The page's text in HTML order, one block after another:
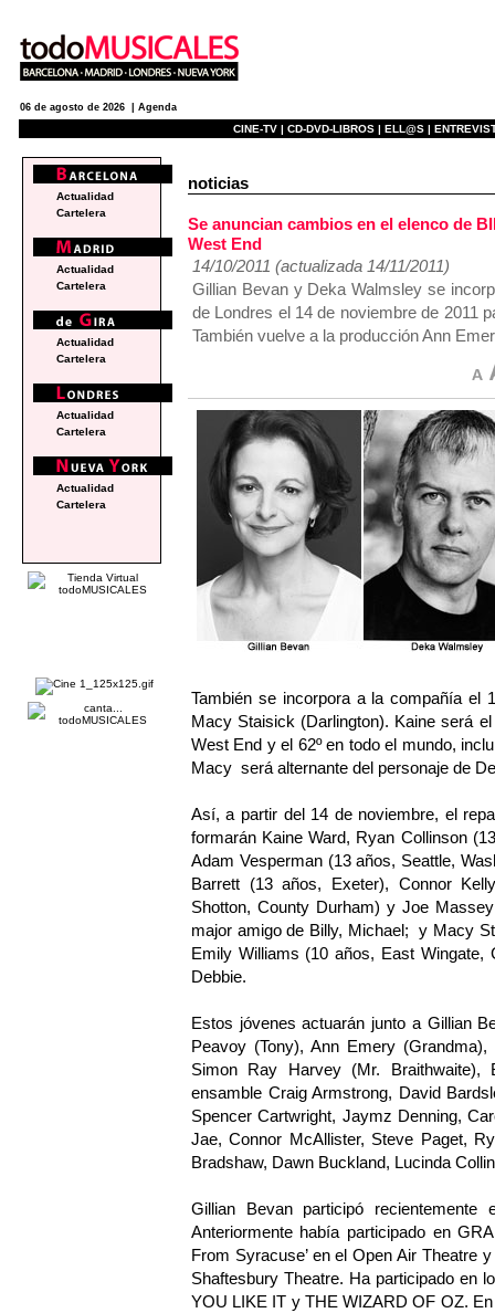
06 de agosto de 2026 | Agenda
CINE-TV | CD-DVD-LIBROS | ELL@S |
noticias
Se anuncian cambios en el elenco de
West End
14/10/2011 (actualizada 14/11/2011)
Gillian Bevan y Deka Walmsley se
de Londres el 14 de noviembre de 2011
También vuelve a la producción Ann
También se incorpora a la compañía el
Macy Staisick (Darlington). Kaine será
West End y el 62º en todo el mundo,
Macy será alternante del personaje de
Así, a partir del 14 de noviembre, el
formarán Kaine Ward, Ryan Collinson
Adam Vesperman (13 años, Seattle,
Barrett (13 años, Exeter), Connor
Shotton, County Durham) y Joe
major amigo de Billy, Michael; y Macy
Emily Williams (10 años, East Wingate,
Debbie.
Estos jóvenes actuarán junto a Gillian
Peavoy (Tony), Ann Emery
Simon Ray Harvey (Mr.
ensamble Craig Armstrong, David
Spencer Cartwright, Jaymz Denning,
Jae, Connor McAllister, Steve Paget,
Bradshaw, Dawn Buckland, Lucinda
Gillian Bevan participó
Anteriormente había participado en
From Syracuse’ en el Open Air Theatre
Shaftesbury Theatre. Ha participado en
YOU LIKE IT y THE WIZARD OF OZ.
Actualidad
Cartelera
Actualidad
Cartelera
Actualidad
Cartelera
Actualidad
Cartelera
Actualidad
Cartelera